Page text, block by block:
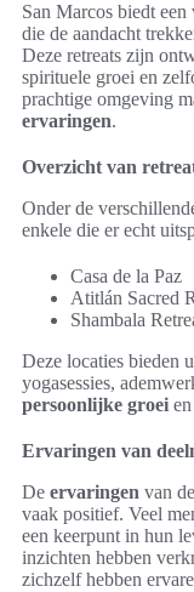
San Marcos biedt een
die de aandacht
Deze retreats zijn
spirituele groei en
prachtige omgeving
ervaringen.
Overzicht van
Onder de
enkele die er echt
Casa de la Paz
Atitlán Sacred
Shambala
Deze locaties bieden
yogasessies,
persoonlijke groei
Ervaringen van
De ervaringen van
vaak positief. Veel
een keerpunt in hun
inzichten hebben
zichzelf hebben